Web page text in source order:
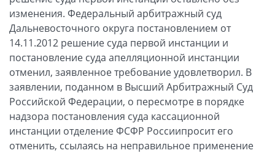
изменения. Федеральный арбитражный суд
Дальневосточного округа постановлением от
14.11.2012 решение суда первой инстанции и
постановление суда апелляционной инстанции
отменил, заявленное требование удовлетворил. В
заявлении, поданном в Высший Арбитражный Суд
Российской Федерации, о пересмотре в порядке
надзора постановления суда кассационной
инстанции отделение ФСФР Россиипросит его
отменить, ссылаясь на неправильное применение